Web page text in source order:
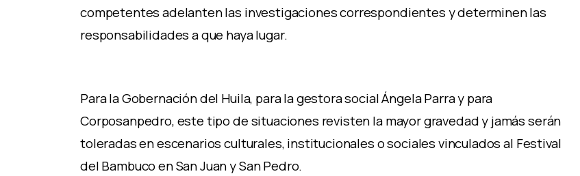
competentes adelanten las investigaciones correspondientes y determinen las
responsabilidades a que haya lugar.
Para la Gobernación del Huila, para la gestora social Ángela Parra y para
Corposanpedro, este tipo de situaciones revisten la mayor gravedad y jamás serán
toleradas en escenarios culturales, institucionales o sociales vinculados al Festival
del Bambuco en San Juan y San Pedro.